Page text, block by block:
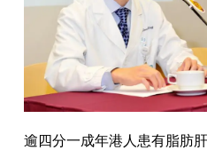
逾四分一成年港人患有脂肪